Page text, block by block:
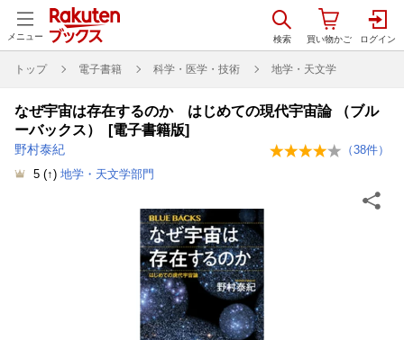
メニュー
トップ 電子書籍 科学・医学・技術 地学・天文学
なぜ宇宙は存在するのか はじめての現代宇宙論 （ブル
ーバックス） [電子書籍版]
野村泰紀 （38件）
5 (↑) 地学・天文学部門